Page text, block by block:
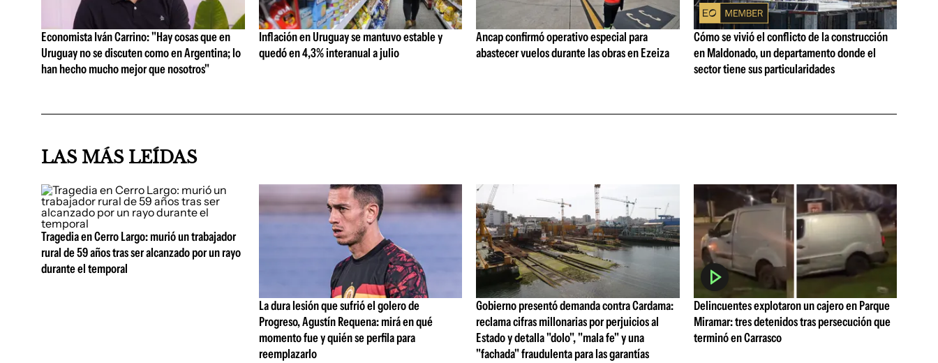
Economista Iván Carrino: "Hay cosas que en
Uruguay no se discuten como en Argentina; lo
han hecho mucho mejor que nosotros"
Inflación en Uruguay se mantuvo estable y
quedó en 4,3% interanual a julio
Ancap confirmó operativo especial para
abastecer vuelos durante las obras en Ezeiza
Cómo se vivió el conflicto de la construcción
en Maldonado, un departamento donde el
sector tiene sus particularidades
LAS MÁS LEÍDAS
Tragedia en Cerro Largo: murió un trabajador
rural de 59 años tras ser alcanzado por un rayo
durante el temporal
La dura lesión que sufrió el golero de
Progreso, Agustín Requena: mirá en qué
momento fue y quién se perfila para
reemplazarlo
Gobierno presentó demanda contra Cardama:
reclama cifras millonarias por perjuicios al
Estado y detalla "dolo", "mala fe" y una
"fachada" fraudulenta para las garantías
Delincuentes explotaron un cajero en Parque
Miramar: tres detenidos tras persecución que
terminó en Carrasco